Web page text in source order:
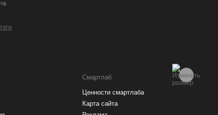
Смартлаб
Ценности смартлаба
Карта сайта